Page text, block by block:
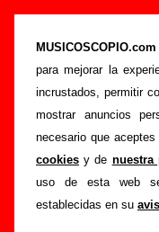
para mejorar la
incrustados, permitir
mostrar anuncios
necesario que
cookies y de nuestra
uso de esta web
establecidas en su
“Malas tierras”,
(Letra e
Portada >Los Punsetes
Esta página
sobre lacanción
Punsetes. Además
información sobre el
los que está